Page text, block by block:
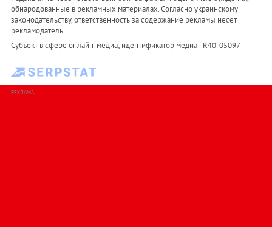
обнародованные в рекламных материалах. Согласно украинскому
законодательству, ответственность за содержание рекламы несет
рекламодатель.
Субъект в сфере онлайн-медиа; идентификатор медиа - R40-05097
РЕКЛАМА